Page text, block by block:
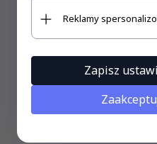
Reklamy
Zapisz